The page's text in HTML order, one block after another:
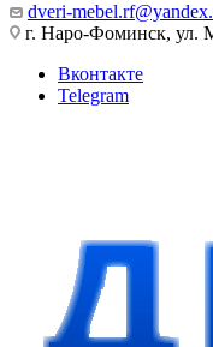
dveri-
г. Наро-Фоминск, ул.
Вконтакте
Telegram